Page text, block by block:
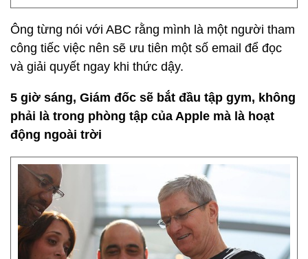
Ông từng nói với ABC rằng mình là một người tham
công tiếc việc nên sẽ ưu tiên một số email để đọc
và giải quyết ngay khi thức dậy.
5 giờ sáng, Giám đốc sẽ bắt đầu tập gym, không
phải là trong phòng tập của Apple mà là hoạt
động ngoài trời